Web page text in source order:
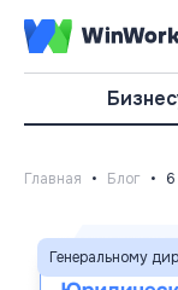
Главная • Блог •
Генеральному